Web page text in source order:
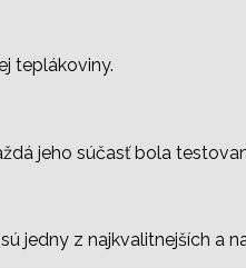
teplákoviny.
jeho súčasť bola
jedny z najkvalitnejších a